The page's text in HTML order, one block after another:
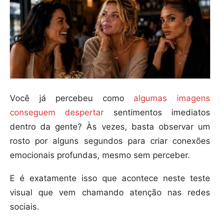
Você já percebeu como algumas imagens
conseguem despertar sentimentos imediatos
dentro da gente? Às vezes, basta observar um
rosto por alguns segundos para criar conexões
emocionais profundas, mesmo sem perceber.
E é exatamente isso que acontece neste teste
visual que vem chamando atenção nas redes
sociais.